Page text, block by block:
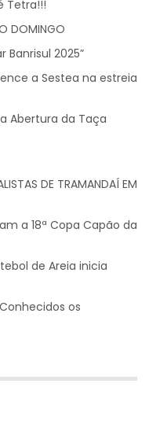
Tetra!!!
DOMINGO
Banrisul 2025”
a Sestea na estreia
Abertura da Taça
DE TRAMANDAÍ EM
a 18ª Copa Capão da
de Areia inicia
os